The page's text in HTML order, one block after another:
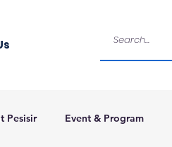
Pesisir Event & Program